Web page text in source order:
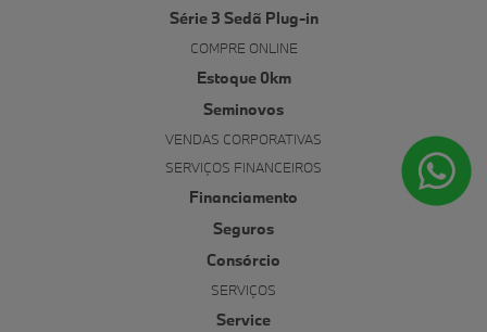
Série 3 Sedã Plug-in
COMPRE ONLINE
Estoque 0km
Seminovos
VENDAS CORPORATIVAS
SERVIÇOS FINANCEIROS
Financiamento
Seguros
Consórcio
SERVIÇOS
Service